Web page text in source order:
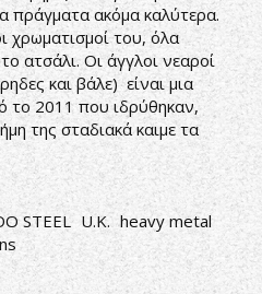
πράγματα ακόμα καλύτερα.
χρωματισμοί του, όλα
ατσάλι. Οι άγγλοι νεαροί
και βάλε) είναι μια
το 2011 που ιδρύθηκαν,
της σταδιακά καιμε τα
STEEL U.K. heavy metal